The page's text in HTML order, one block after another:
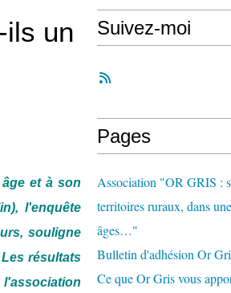
ils un
et à son
l'enquête
souligne
résultats
Suivez-moi
Pages
Association "OR GRIS :
territoires ruraux, dans
âges…"
Bulletin d'adhésion Or
Ce que Or Gris vous